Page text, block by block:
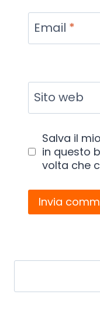
Email *
Sito web
Salva il
in questo
volta che